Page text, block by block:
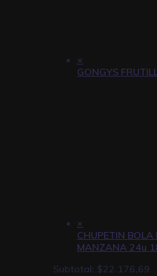
×
GONGYS
×
CHUPETIN BOLA
MANZANA 24u
Subtotal: $22.176,69